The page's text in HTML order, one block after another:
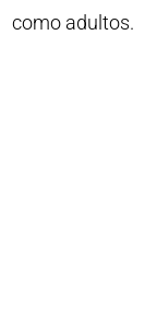
como adultos.